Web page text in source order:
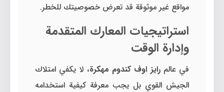
مواقع غير موثوقة قد تعرض خصوصيتك للخطر.
استراتيجيات المعارك المتقدمة
وإدارة الوقت
في عالمرايز اوف كندوم مهكرة، لا يكفي امتلاك
الجيش القوي بل يجب معرفة كيفية استخدامه